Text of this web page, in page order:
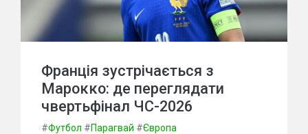
Франція зустрічається з
Марокко: де переглядати
чвертьфінал ЧС-2026
#Футбол #Парагвай #Європа